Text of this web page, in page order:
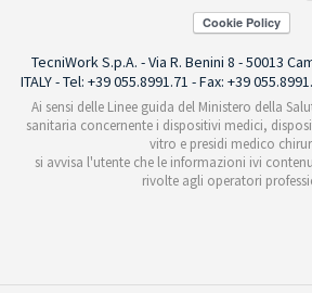
TecniWork S.p.A. - Via R. Benini 8 - 50013
ITALY - Tel: +39 055.8991.71 - Fax: +39
Ai sensi delle Linee guida del Ministero della
sanitaria concernente i dispositivi medici,
vitro e presidi medico
si avvisa l'utente che le informazioni ivi
rivolte agli operatori